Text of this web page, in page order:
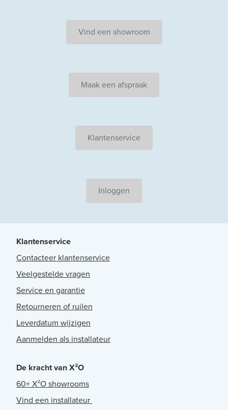
Vind een showroom
Maak een afspraak
Klantenservice
Inloggen
Klantenservice
Contacteer klantenservice
Veelgestelde vragen
Service en garantie
Retourneren of ruilen
Leverdatum wijzigen
Aanmelden als installateur
De kracht van X²O
60+ X²O showrooms
Vind een installateur